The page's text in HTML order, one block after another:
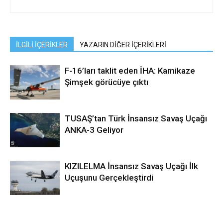
İLGİLİ İÇERİKLER YAZARIN DİĞER İÇERİKLERİ
F-16’ları taklit eden İHA: Kamikaze
Şimşek görücüye çıktı
TUSAŞ’tan Türk İnsansız Savaş Uçağı
ANKA-3 Geliyor
KIZILELMA İnsansız Savaş Uçağı İlk
Uçuşunu Gerçekleştirdi